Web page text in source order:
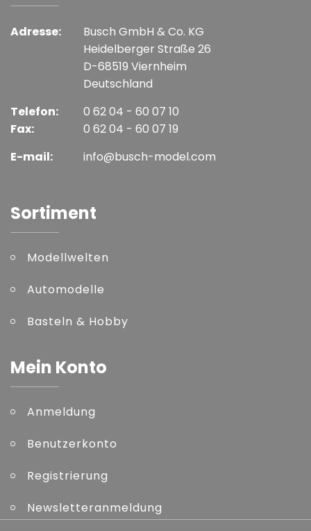
Adresse:
Busch GmbH & Co. KG
Heidelberger Straße 26
D-68519 Viernheim
Deutschland
Telefon:
Fax:
0 62 04 - 60 07 10
0 62 04 - 60 07 19
E-mail:
info@busch-model.com
Sortiment
Modellwelten
Automodelle
Basteln & Hobby
Mein Konto
Anmeldung
Benutzerkonto
Registrierung
Newsletteranmeldung